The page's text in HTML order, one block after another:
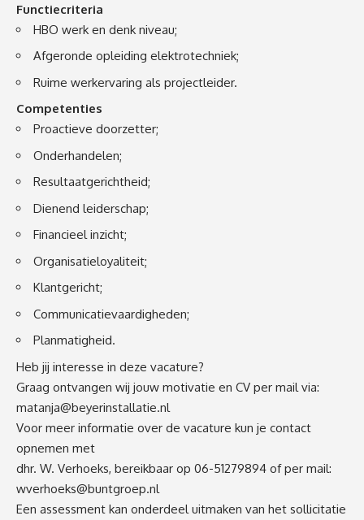
Functiecriteria
HBO werk en denk niveau;
Afgeronde opleiding elektrotechniek;
Ruime werkervaring als projectleider.
Competenties
Proactieve doorzetter;
Onderhandelen;
Resultaatgerichtheid;
Dienend leiderschap;
Financieel inzicht;
Organisatieloyaliteit;
Klantgericht;
Communicatievaardigheden;
Planmatigheid.
Heb jij interesse in deze vacature?
Graag ontvangen wij jouw motivatie en CV per mail via:
matanja@beyerinstallatie.nl
Voor meer informatie over de vacature kun je contact
opnemen met
dhr. W. Verhoeks, bereikbaar op 06-51279894 of per mail:
wverhoeks@buntgroep.nl
Een assessment kan onderdeel uitmaken van het sollicitatie